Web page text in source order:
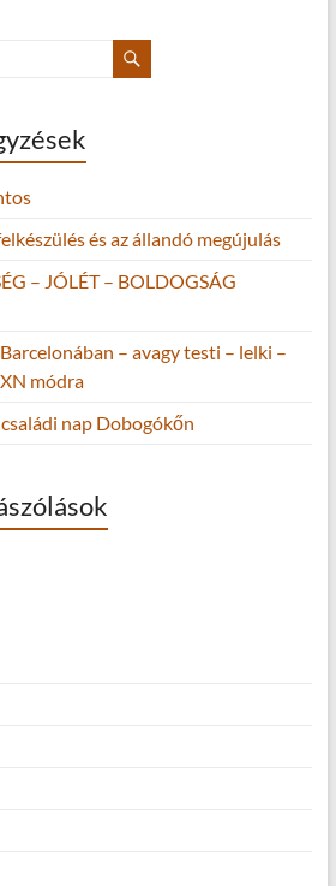
és az állandó megújulás
– JÓLÉT – BOLDOGSÁG
– avagy testi – lelki –
módra
nap Dobogókőn